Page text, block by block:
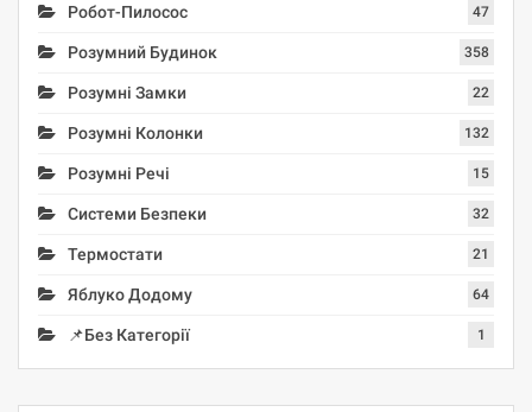
Робот-Пилосос 47
Розумний Будинок 358
Розумні Замки 22
Розумні Колонки 132
Розумні Речі 15
Системи Безпеки 32
Термостати 21
Яблуко Додому 64
📌Без Категорії 1